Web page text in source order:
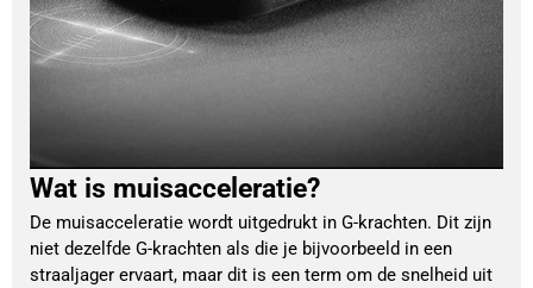
Wat is muisacceleratie?
De muisacceleratie wordt uitgedrukt in G-krachten. Dit zijn
niet dezelfde G-krachten als die je bijvoorbeeld in een
straaljager ervaart, maar dit is een term om de snelheid uit